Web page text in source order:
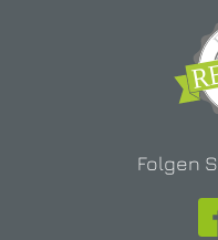
Folgen